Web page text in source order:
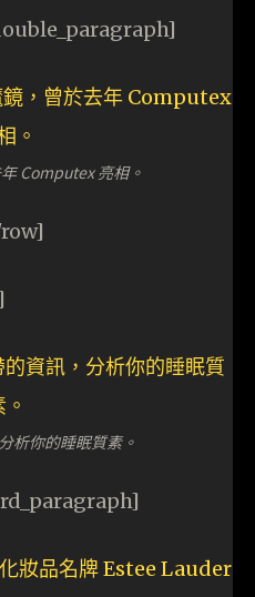
Computex 亮相。
析你的睡眠質素。